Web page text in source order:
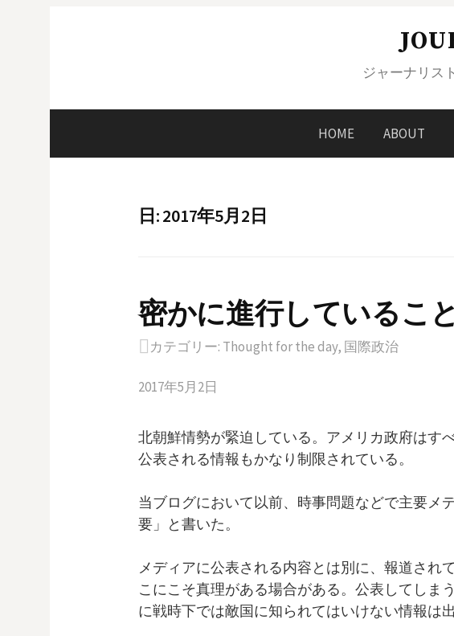
ジャーナリス
HOME ABOUT
日: 2017年5月2日
密かに進行していること
カテゴリー: Thought for the day, 国際政治
2017年5月2日
北朝鮮情勢が緊迫している。アメリカ政府はす
公表される情報もかなり制限されている。
当ブログにおいて以前、時事問題などで主要メ
要」と書いた。
メディアに公表される内容とは別に、報道され
こにこそ真理がある場合がある。公表してしま
に戦時下では敵国に知られてはいけない情報は